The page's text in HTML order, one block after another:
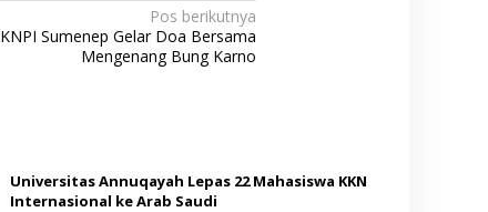
Pos berikutnya
KNPI Sumenep Gelar Doa Bersama
Mengenang Bung Karno
Universitas Annuqayah Lepas 22 Mahasiswa KKN
Internasional ke Arab Saudi